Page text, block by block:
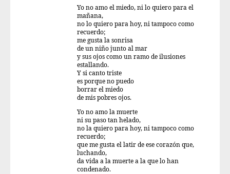
Yo no amo el miedo, ni lo quiero para el
mañana,
no lo quiero para hoy, ni tampoco como
recuerdo;
me gusta la sonrisa
de un niño junto al mar
y sus ojos como un ramo de ilusiones
estallando.
Y si canto triste
es porque no puedo
borrar el miedo
de mis pobres ojos.
Yo no amo la muerte
ni su paso tan helado,
no la quiero para hoy, ni tampoco como
recuerdo;
que me gusta el latir de ese corazón que,
luchando,
da vida a la muerte a la que lo han
condenado.